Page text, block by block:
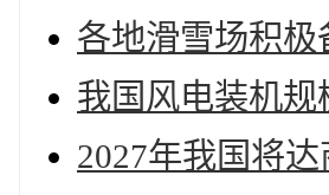
各地滑雪场积
我国风电装机规
2027年我国将